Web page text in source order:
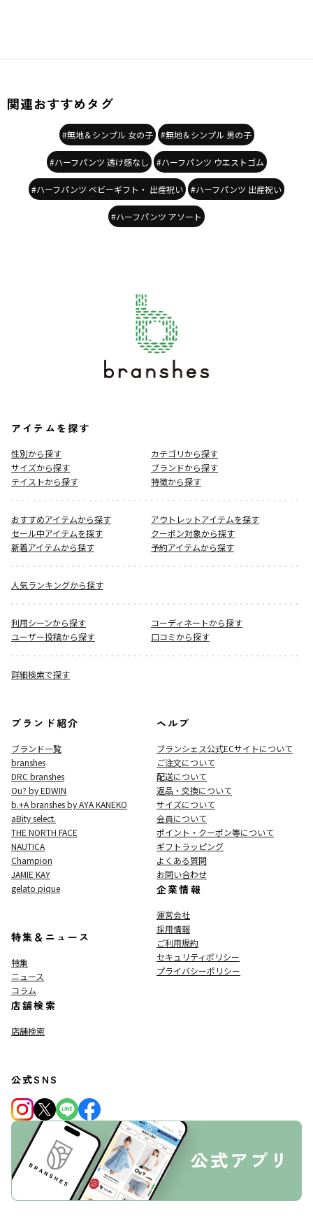
関連おすすめタグ
#無地＆シンプル 女の子 #無地＆シンプル 男の子
#ハーフパンツ 透け感なし #ハーフパンツ ウエストゴム
#ハーフパンツ ベビーギフト・ 出産祝い #ハーフパンツ 出産祝い
#ハーフパンツ アソート
アイテムを探す
性別から探す
カテゴリから探す
サイズから探す
ブランドから探す
テイストから探す
特徴から探す
おすすめアイテムから探す
アウトレットアイテムを探す
セール中アイテムを探す
クーポン対象から探す
新着アイテムから探す
予約アイテムから探す
人気ランキングから探す
利用シーンから探す
コーディネートから探す
ユーザー投稿から探す
口コミから探す
詳細検索で探す
ブランド紹介
ブランド一覧
branshes
DRC branshes
Ou? by EDWIN
b.+A branshes by AYA KANEKO
aBity select.
THE NORTH FACE
NAUTICA
Champion
JAMIE KAY
gelato pique
特集＆ニュース
特集
ニュース
コラム
店舗検索
店舗検索
ヘルプ
ブランシェス公式ECサイトについて
ご注文について
配送について
返品・交換について
サイズについて
会員について
ポイント・クーポン等について
ギフトラッピング
よくある質問
お問い合わせ
企業情報
運営会社
採用情報
ご利用規約
セキュリティポリシー
プライバシーポリシー
公式SNS